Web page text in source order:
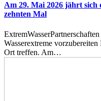
Am 29. Mai 2026 jährt
zehnten Mal
Wasserextreme
Ort treffen. Am…